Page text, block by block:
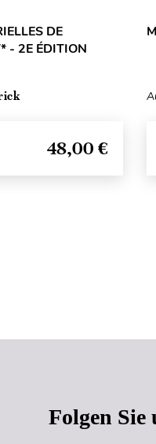
DE
- 2E ÉDITION
48,00 €
Folgen Sie